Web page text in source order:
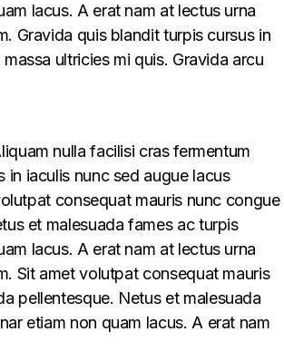
lacus. A erat nam at lectus urna
Gravida quis blandit turpis cursus in
ultricies mi quis. Gravida arcu
nulla facilisi cras fermentum
iaculis nunc sed augue lacus
consequat mauris nunc congue
et malesuada fames ac turpis
lacus. A erat nam at lectus urna
Sit amet volutpat consequat mauris
pellentesque. Netus et malesuada
etiam non quam lacus. A erat nam